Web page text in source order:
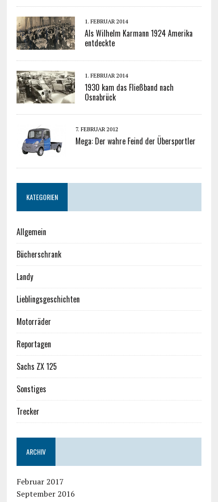
1. FEBRUAR 2014
Als Wilhelm Karmann 1924 Amerika
entdeckte
1. FEBRUAR 2014
1930 kam das Fließband nach
Osnabrück
7. FEBRUAR 2012
Mega: Der wahre Feind der Übersportler
KATEGORIEN
Allgemein
Bücherschrank
Landy
Lieblingsgeschichten
Motorräder
Reportagen
Sachs ZX 125
Sonstiges
Trecker
ARCHIV
Februar 2017
September 2016